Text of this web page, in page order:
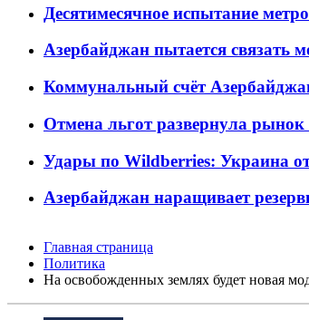
Десятимесячное испытание
Азербайджан пытается связать
Коммунальный счёт
Отмена льгот развернула
Удары по Wildberries: Украина
Азербайджан наращивает
Главная страница
Политика
На освобожденных землях будет новая